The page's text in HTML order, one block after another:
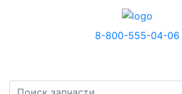
8-800-555-04-06